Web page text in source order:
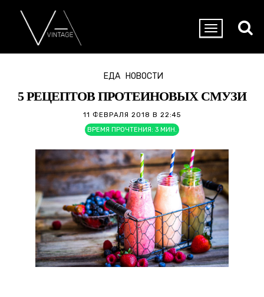
ЕДА НОВОСТИ
5 РЕЦЕПТОВ ПРОТЕИНОВЫХ СМУЗИ
11 ФЕВРАЛЯ 2018 В 22:45
ВРЕМЯ ПРОЧТЕНИЯ: 3 МИН.